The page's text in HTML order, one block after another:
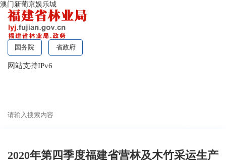
澳门新葡京娱乐城
国务院 省政府
网站支持IPv6
2020年第四季度福建省营林及木竹采运生产